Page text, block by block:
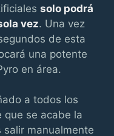
solo podrá
vez. Una vez
de esta
una potente
en área.
a todos los
que se acabe la
manualmente